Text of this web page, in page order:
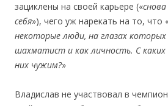
зациклены на своей карьере («
себя»), чего уж нарекать на то, что
некоторые люди, на глазах которых
шахматист и какличность. Скаких
них чужим?»
Владислав не участвовал в